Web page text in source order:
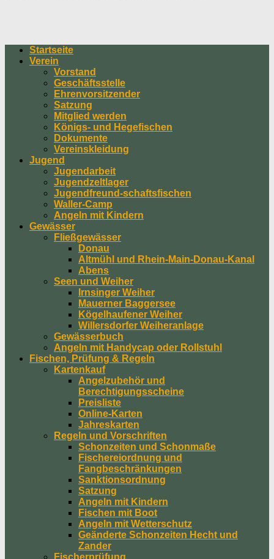
Startseite
Verein
Vorstand
Geschäftsstelle
Ehrenvorsitzender
Satzung
Mitglied werden
Königs- und Hegefischen
Dokumente
Vereinskleidung
Jugend
Jugendarbeit
Jugendzeltlager
Jugendfreund-schaftsfischen
Waller-Camp
Angeln mit Kindern
Gewässer
Fließgewässer
Donau
Altmühl und Rhein-Main-Donau-Kanal
Abens
Seen und Weiher
Irnsinger Weiher
Mauerner Baggersee
Kögelhaufener Weiher
Willersdorfer Weiheranlage
Gewässerbuch
Angeln mit Handycap oder Rollstuhl
Fischen, Prüfung & Regeln
Kartenkauf
Angelzubehör und
Berechtigungsscheine
Preisliste
Online-Karten
Jahreskarten
Regeln und Vorschriften
Schonzeiten und Schonmaße
Fischereiordnung und
Fangbeschränkungen
Sanktionsordnung
Satzung
Angeln mit Kindern
Fischen mit Boot
Angeln mit Wetterschutz
Geänderte Schonzeiten Hecht und
Zander
Fischerprüfung